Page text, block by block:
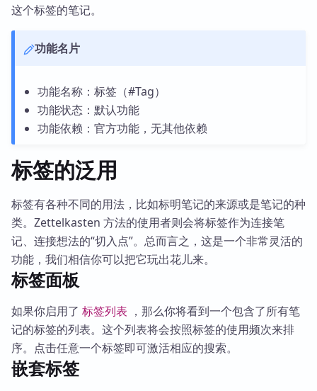
这个标签的笔记。
功能名片
功能名称：标签（#Tag）
功能状态：默认功能
功能依赖：官方功能，无其他依赖
标签的泛用
标签有各种不同的用法，比如标明笔记的来源或是笔记的种
类。Zettelkasten 方法的使用者则会将标签作为连接笔
记、连接想法的“切入点”。总而言之，这是一个非常灵活的
功能，我们相信你可以把它玩出花儿来。
标签面板
如果你启用了 标签列表 ，那么你将看到一个包含了所有笔
记的标签的列表。这个列表将会按照标签的使用频次来排
序。点击任意一个标签即可激活相应的搜索。
嵌套标签